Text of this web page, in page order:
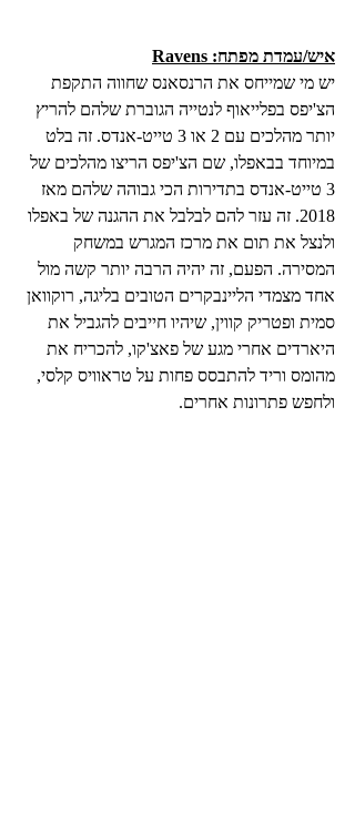
איש/עמדת מפתח: Ravens
יש מי שמייחס את הרנסאנס שחווה התקפת
הצ'יפס בפלייאוף לנטייה הגוברת שלהם להריץ
יותר מהלכים עם 2 או 3 טייט-אנדס. זה בלט
במיוחד בבאפלו, שם הצ'יפס הריצו מהלכים של
3 טייט-אנדס בתדירות הכי גבוהה שלהם מאז
2018. זה עזר להם לבלבל את ההגנה של באפלו
ולנצל את תום את מרכז המגרש במשחק
המסירה. הפעם, זה יהיה הרבה יותר קשה מול
אחד מצמדי הליינבקרים הטובים בליגה, רוקוואן
סמית ופטריק קווין, שיהיו חייבים להגביל את
היארדים אחרי מגע של פאצ'קו, להכריח את
מהומס וריד להתבסס פחות על טראוויס קלסי,
ולחפש פתרונות אחרים.